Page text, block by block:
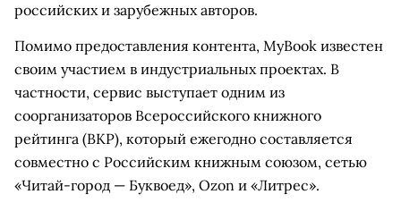
российских и зарубежных авторов.
Помимо предоставления контента, MyBook известен
своим участием в индустриальных проектах. В
частности, сервис выступает одним из
соорганизаторов Всероссийского книжного
рейтинга (ВКР), который ежегодно составляется
совместно с Российским книжным союзом, сетью
«Читай-город — Буквоед», Ozon и «Литрес».